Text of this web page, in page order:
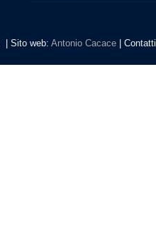
| Sito web: Antonio Cacace |